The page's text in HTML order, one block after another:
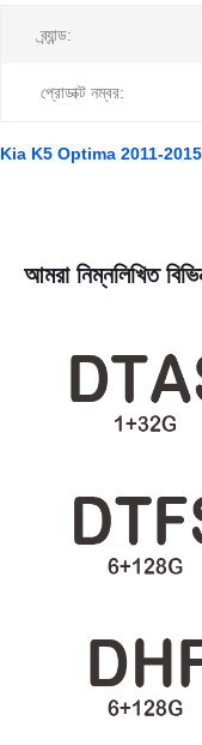
ব্র্যান্ড:
প্রোডাক্ট নম্বর:
Kia K5 Optima 2011-2015 কার
আমরা নিম্নলিখিত